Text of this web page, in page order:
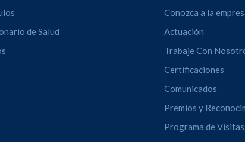
de Salud
Conozca a la
Actuación
Trabaje Con
Certificaciones
Comunicados
Premios y
Programa de Visitas